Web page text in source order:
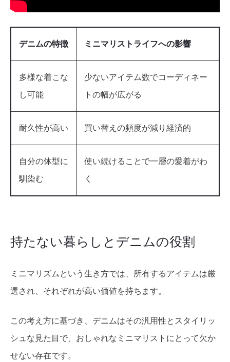
デニムの特徴 ミニマリストライフへの影響
多様な着こな
し可能
少ないアイテム数でコーディネー
トの幅が広がる
耐久性が高い 買い替えの頻度が減り経済的
自分の体型に
馴染む
使い続けることで一層の愛着がわ
く
持たない暮らしとデニムの役割
ミニマリズムという生き方では、所有するアイテムは厳
選され、それぞれが高い価値を持ちます。
この考え方に基づき、デニムはその汎用性とスタイリッ
シュな見た目で、おしゃれなミニマリストにとって欠か
せない存在です。